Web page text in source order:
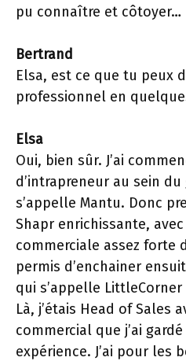
pu connaître et côtoyer…
Bertrand
Elsa, est ce que tu peux
professionnel en
Elsa
Oui, bien sûr. J’ai
d’intrapreneur au sein
s’appelle Mantu. Donc
Shapr enrichissante,
commerciale assez forte
permis d’enchainer
qui s’appelle
Là, j’étais Head of Sales
commercial que j’ai
expérience. J’ai pour les